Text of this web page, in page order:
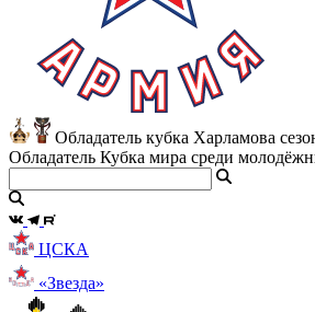
Обладатель кубка Харламова
Обладатель Кубка мира среди
ЦСКА
«Звезда»